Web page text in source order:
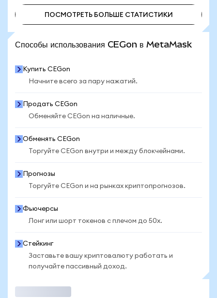
ПОСМОТРЕТЬ БОЛЬШЕ СТАТИСТИКИ
Способы использования CEGon в MetaMask
Купить CEGon
Начните всего за пару нажатий.
Продать CEGon
Обменяйте CEGon на наличные.
Обменять CEGon
Торгуйте CEGon внутри и между блокчейнами.
Прогнозы
Торгуйте CEGon и на рынках криптопрогнозов.
Фьючерсы
Лонг или шорт токенов с плечом до 50x.
Стейкинг
Заставьте вашу криптовалюту работать и
получайте пассивный доход.